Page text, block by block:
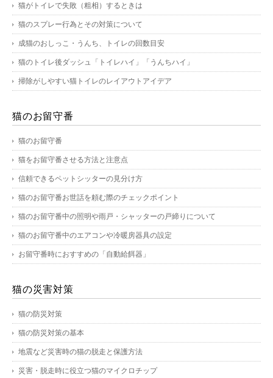
猫がトイレで失敗（粗相）するときは
猫のスプレー行為とその対策について
成猫のおしっこ・うんち、トイレの回数目安
猫のトイレ後ダッシュ「トイレハイ」「うんちハイ」
掃除がしやすい猫トイレのレイアウトアイデア
猫のお留守番
猫のお留守番
猫をお留守番させる方法と注意点
信頼できるペットシッターの見分け方
猫のお留守番お世話を頼む際のチェックポイント
猫のお留守番中の照明や雨戸・シャッターの戸締りについて
猫のお留守番中のエアコンや冷暖房器具の設定
お留守番時におすすめの「自動給餌器」
猫の災害対策
猫の防災対策
猫の防災対策の基本
地震など災害時の猫の脱走と保護方法
災害・脱走時に役立つ猫のマイクロチップ